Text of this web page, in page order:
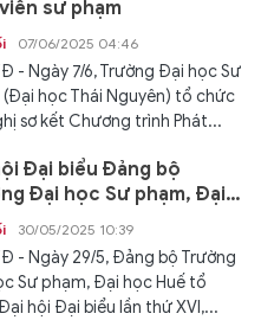
sư phạm
07/06/2025 04:46
- Ngày 7/6, Trường Đại học Sư
học Thái Nguyên) tổ chức
sơ kết Chương trình Phát...
Đại biểu Đảng bộ
Đại học Sư phạm, Đại
thành công tốt đẹp
30/05/2025 10:39
- Ngày 29/5, Đảng bộ Trường
Sư phạm, Đại học Huế tổ
hội Đại biểu lần thứ XVI,...